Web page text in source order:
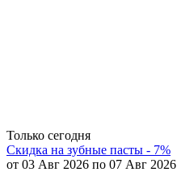
Только сегодня
Скидка на зубные пасты - 7%
от 03 Авг 2026 по 07 Авг 2026